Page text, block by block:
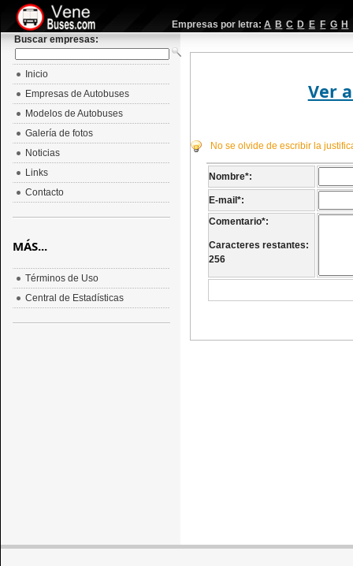
Empresas por letra: A B C D E F G H
Buscar empresas:
Ver
No se olvide de escribir la
Nombre*:
E-mail*:
Comentario*:
Caracteres restantes:
256
Inicio
Empresas de Autobuses
Modelos de Autobuses
Galería de fotos
Noticias
Links
Contacto
MÁS...
Términos de Uso
Central de Estadísticas